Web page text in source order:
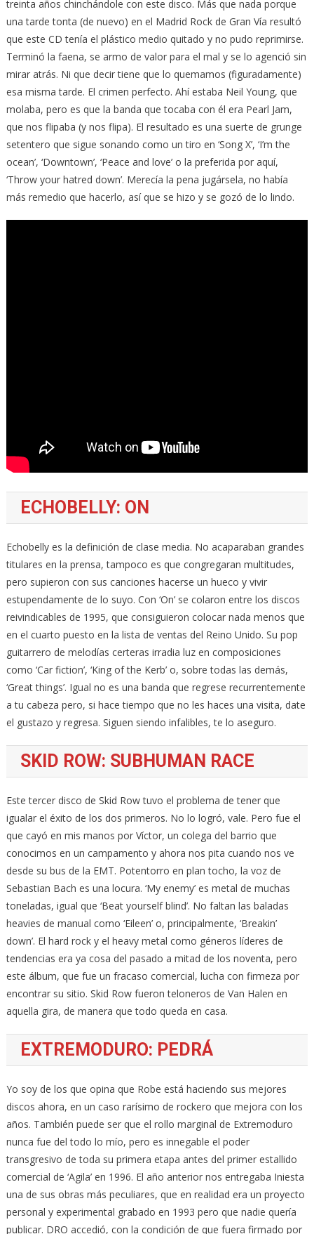
treinta años chinchándole con este disco. Más que nada porque
una tarde tonta (de nuevo) en el Madrid Rock de Gran Vía resultó
que este CD tenía el plástico medio quitado y no pudo reprimirse.
Terminó la faena, se armo de valor para el mal y se lo agenció sin
mirar atrás. Ni que decir tiene que lo quemamos (figuradamente)
esa misma tarde. El crimen perfecto. Ahí estaba Neil Young, que
molaba, pero es que la banda que tocaba con él era Pearl Jam,
que nos flipaba (y nos flipa). El resultado es una suerte de grunge
setentero que sigue sonando como un tiro en ‘Song X’, ‘I’m the
ocean’, ‘Downtown’, ‘Peace and love’ o la preferida por aquí,
‘Throw your hatred down’. Merecía la pena jugársela, no había
más remedio que hacerlo, así que se hizo y se gozó de lo lindo.
ECHOBELLY: ON
Echobelly es la definición de clase media. No acaparaban grandes
titulares en la prensa, tampoco es que congregaran multitudes,
pero supieron con sus canciones hacerse un hueco y vivir
estupendamente de lo suyo. Con ‘On’ se colaron entre los discos
reivindicables de 1995, que consiguieron colocar nada menos que
en el cuarto puesto en la lista de ventas del Reino Unido. Su pop
guitarrero de melodías certeras irradia luz en composiciones
como ‘Car fiction’, ‘King of the Kerb’ o, sobre todas las demás,
‘Great things’. Igual no es una banda que regrese recurrentemente
a tu cabeza pero, si hace tiempo que no les haces una visita, date
el gustazo y regresa. Siguen siendo infalibles, te lo aseguro.
SKID ROW: SUBHUMAN RACE
Este tercer disco de Skid Row tuvo el problema de tener que
igualar el éxito de los dos primeros. No lo logró, vale. Pero fue el
que cayó en mis manos por Víctor, un colega del barrio que
conocimos en un campamento y ahora nos pita cuando nos ve
desde su bus de la EMT. Potentorro en plan tocho, la voz de
Sebastian Bach es una locura. ‘My enemy’ es metal de muchas
toneladas, igual que ‘Beat yourself blind’. No faltan las baladas
heavies de manual como ‘Eileen’ o, principalmente, ‘Breakin’
down’. El hard rock y el heavy metal como géneros líderes de
tendencias era ya cosa del pasado a mitad de los noventa, pero
este álbum, que fue un fracaso comercial, lucha con firmeza por
encontrar su sitio. Skid Row fueron teloneros de Van Halen en
aquella gira, de manera que todo queda en casa.
EXTREMODURO: PEDRÁ
Yo soy de los que opina que Robe está haciendo sus mejores
discos ahora, en un caso rarísimo de rockero que mejora con los
años. También puede ser que el rollo marginal de Extremoduro
nunca fue del todo lo mío, pero es innegable el poder
transgresivo de toda su primera etapa antes del primer estallido
comercial de ‘Agila’ en 1996. El año anterior nos entregaba Iniesta
una de sus obras más peculiares, que en realidad era un proyecto
personal y experimental grabado en 1993 pero que nadie quería
publicar. DRO accedió, con la condición de que fuera firmado por